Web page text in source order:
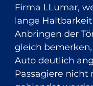
Firma LLumar,
lange
Anbringen der
gleich
Auto deutlich
Passagiere nicht